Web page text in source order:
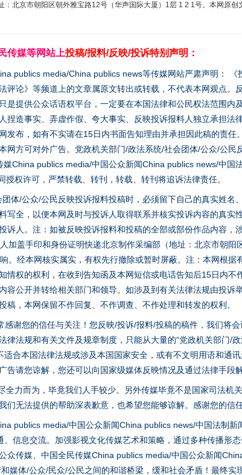
北京市朝阳区朝外雅宝路12号（华声国际大厦）1层 1 2 1号。本网原创
传媒等网站上投稿/报料/反映/投诉特别声明：
publics media/China publics news等传媒网站严肃声明： 《
评论》等频道上的文章属原文转出或转载，不代表本网观点。
是提供公众话语权平台，一定要在本国法律和公民权法范围内
捏造事实、弄虚作假、夸大事实、反映投诉报料人独立承担法
发布，如有不实请在15日内书面告知理由并承担因此稿的责任
网方可对外广告。党政机关部门/政法系统/社会团体/公众/公民
China publics media/中国公众新闻China publics news/中国
权许可，严禁转载、转刊，转载、转刊将追诉法律责任。
体/公众/公民反映投诉报料投稿时，必须留下自己的真实姓名
写全，以便本网及时与投诉人取得联系并核实投诉内容的真实
诉人。注：如被反映投诉报料和投稿的全部或部份作品内容，
加盖手印和身份证明快递北京制作采编部（地址：北京市朝阳
。经本网核实属实，有权先行撤除或暂时屏蔽。注：本网根据
情权的权利，在收到告知函及本网短信或电话告知后15日内不
容公开并转给相关部门和领导。如涉及到有关法律法规由投诉
，本网保留不作回复、不作调查、不作处理和转发的权利。
谢您的信任与关注！您反映/投诉/报料/投稿的稿件，我们将
律法规和有关文件及规章制度，只能从大量的“党政机关部门/
合本国法律法规或涉及本国国家安全，或有不文明用语和通
请您谅解，您还可以向国家级媒体反映情况及通过法律手段
力而为，毕竟我们人手较少。另外传媒毕竟不是国家司法机
无法提供的帮助深表歉意，也希望您能够谅解。感谢您的信
publics media/中国公众新闻China publics news/中国法制新
信息交流。加强影视文化传媒艺术和策略，通过多种传播形
众传媒、中国全民传媒China publics media/中国公众新闻
媒体/公众/民众/公民之间的和谐桥梁，缓和社会矛盾！最终实